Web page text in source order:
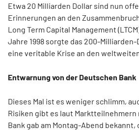
Etwa 20 Milliarden Dollar sind nun
Erinnerungen an den
Long Term Capital Management
Jahre 1998 sorgte das 200-
eine veritable Krise an den
Entwarnung von der Deutschen Bank
Dieses Mal ist es weniger schlimm,
Risiken gibt es laut Marktteilnehmern
Bank gab am Montag-Abend bekannt,